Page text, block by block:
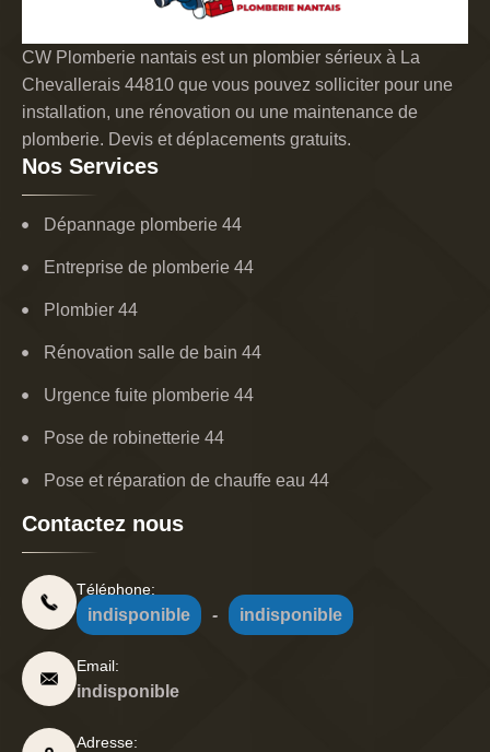
CW Plomberie nantais est un plombier sérieux à La
Chevallerais 44810 que vous pouvez solliciter pour une
installation, une rénovation ou une maintenance de
plomberie. Devis et déplacements gratuits.
Nos Services
Dépannage plomberie 44
Entreprise de plomberie 44
Plombier 44
Rénovation salle de bain 44
Urgence fuite plomberie 44
Pose de robinetterie 44
Pose et réparation de chauffe eau 44
Contactez nous
Téléphone:
indisponible - indisponible
Email:
indisponible
Adresse: